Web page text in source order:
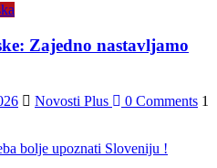
Zajedno nastavljamo
Novosti Plus 0 Comments 1